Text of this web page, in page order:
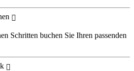
Schritten buchen Sie Ihren passenden